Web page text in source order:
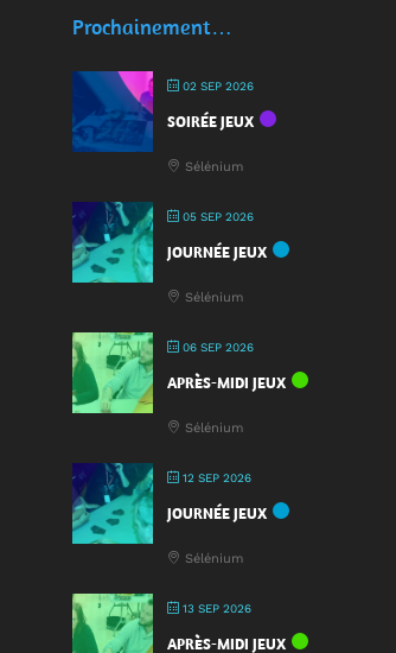
Prochainement…
02 SEP 2026
SOIRÉE JEUX
Sélénium
05 SEP 2026
JOURNÉE JEUX
Sélénium
06 SEP 2026
APRÈS-MIDI JEUX
Sélénium
12 SEP 2026
JOURNÉE JEUX
Sélénium
13 SEP 2026
APRÈS-MIDI JEUX